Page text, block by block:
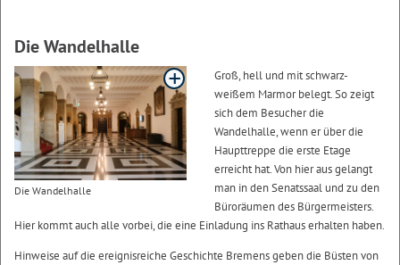
Die Wandelhalle
Die Wandelhalle
Groß, hell und mit schwarz-
weißem Marmor belegt. So zeigt
sich dem Besucher die
Wandelhalle, wenn er über die
Haupttreppe die erste Etage
erreicht hat. Von hier aus gelangt
man in den Senatssaal und zu den
Büroräumen des Bürgermeisters.
Hier kommt auch alle vorbei, die eine Einladung ins Rathaus erhalten haben.
Hinweise auf die ereignisreiche Geschichte Bremens geben die Büsten von